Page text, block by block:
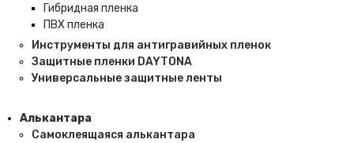
Гибридная пленка
ПВХ пленка
Инструменты для антигравийных пленок
Защитные плeнки DAYTONA
Универсальные защитные ленты
Алькантара
Самоклеящаяся алькантара